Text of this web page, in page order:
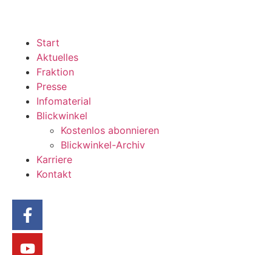
Start
Aktuelles
Fraktion
Presse
Infomaterial
Blickwinkel
Kostenlos abonnieren
Blickwinkel-Archiv
Karriere
Kontakt